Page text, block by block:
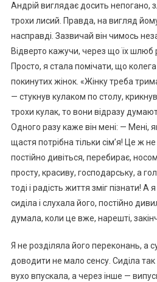
Андрій виглядає досить непогано,
трохи лисий. Правда, на вигляд
насправді. Зазвичай він чимось
Відверто кажучи, через що їх шлюб
Просто, я стала помічати, що
покинутих жінок. «Жінку треба
— стукнув кулаком по столу,
трохи кулак, то вони відразу
Одного разу каже він мені: — Мені,
щастя потрібна тільки сім’я! Це ж
постійно дивіться, перебирає,
просту, красиву, господарську, а
тоді і радість життя зміг пізнати! А
сиділа і слухала його, постійно
думала, коли це вже, нарешті,
Я не розділяла його переконань, а
доводити не мало сенсу. Сиділа
вухо впускала, а через інше —